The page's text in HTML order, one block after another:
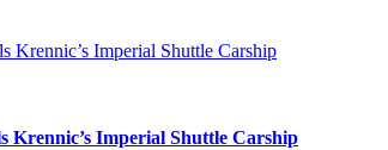
Krennic’s Imperial Shuttle Carship